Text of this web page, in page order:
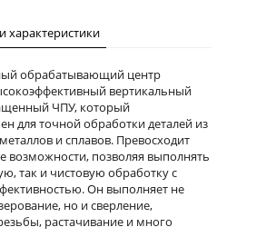
характеристики
обрабатывающий центр
вертикальный
ЧПУ, который
для точной обработки деталей из
и сплавов. Превосходит
возможности, позволяя выполнять
так и чистовую обработку с
Он выполняет не
но и сверление,
растачивание и много